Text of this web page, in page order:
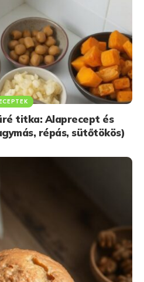
titka: Alaprecept és
répás, sütőtökös)